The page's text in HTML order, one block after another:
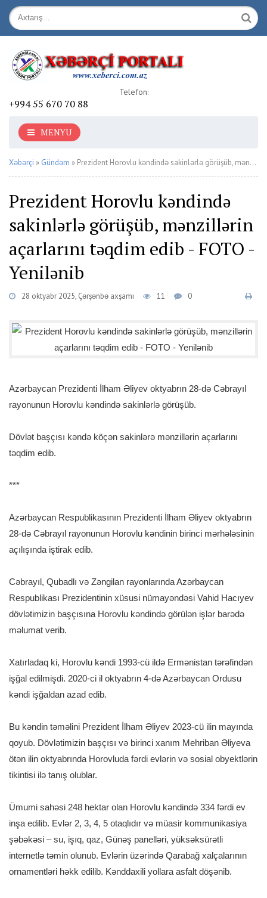
Telefon:
+994 55 670 70 88
MENYU
Xəbərçi » Gündəm » Prezident Horovlu kəndində sakinlərlə görüşüb, mənzillərin açarlarını təqdim edib - FOTO - Yenilənib
Prezident Horovlu kəndində
sakinlərlə görüşüb, mənzillərin
açarlarını təqdim edib - FOTO -
Yenilənib
28 oktyabr 2025, Çərşənbə axşamı 11 0
Azərbaycan Prezidenti İlham Əliyev oktyabrın 28-də Cəbrayıl
rayonunun Horovlu kəndində sakinlərlə görüşüb.
Dövlət başçısı kəndə köçən sakinlərə mənzillərin açarlarını
təqdim edib.
***
Azərbaycan Respublikasının Prezidenti İlham Əliyev oktyabrın
28-də Cəbrayıl rayonunun Horovlu kəndinin birinci mərhələsinin
açılışında iştirak edib.
Cəbrayıl, Qubadlı və Zəngilan rayonlarında Azərbaycan
Respublikası Prezidentinin xüsusi nümayəndəsi Vahid Hacıyev
dövlətimizin başçısına Horovlu kəndində görülən işlər barədə
məlumat verib.
Xatırladaq ki, Horovlu kəndi 1993-cü ildə Ermənistan tərəfindən
işğal edilmişdi. 2020-ci il oktyabrın 4-də Azərbaycan Ordusu
kəndi işğaldan azad edib.
Bu kəndin təməlini Prezident İlham Əliyev 2023-cü ilin mayında
qoyub. Dövlətimizin başçısı və birinci xanım Mehriban Əliyeva
ötən ilin oktyabrında Horovluda fərdi evlərin və sosial obyektlərin
tikintisi ilə tanış olublar.
Ümumi sahəsi 248 hektar olan Horovlu kəndində 334 fərdi ev
inşa edilib. Evlər 2, 3, 4, 5 otaqlıdır və müasir kommunikasiya
şəbəkəsi – su, işıq, qaz, Günəş panelləri, yüksəksürətli
internetlə təmin olunub. Evlərin üzərində Qarabağ xalçalarının
ornamentləri həkk edilib. Kənddaxili yollara asfalt döşənib.